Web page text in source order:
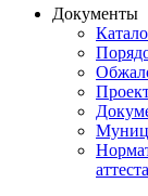
Документы